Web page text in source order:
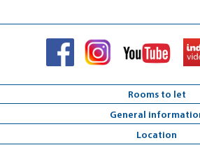
Rooms to let
General
Location